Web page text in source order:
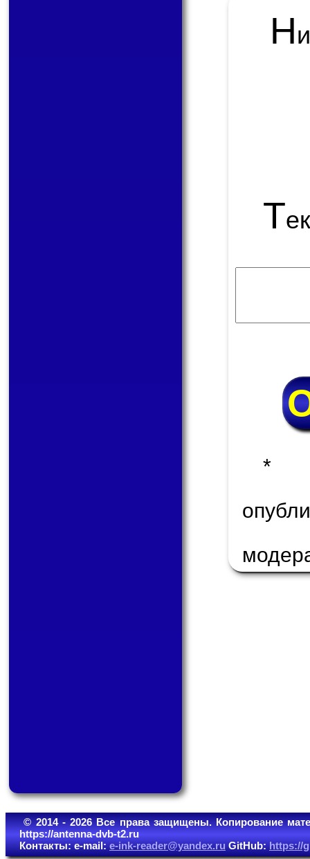
Н
Т
*
© 2014 - 2026 Все права защищены. Копирование
https://antenna-dvb-t2.ru
Контакты: e-mail:e-ink-reader@yandex.ruGitHub:https://